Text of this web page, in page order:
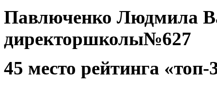
Павлюченко Людмила
директоршколы№627
45 место рейтинга